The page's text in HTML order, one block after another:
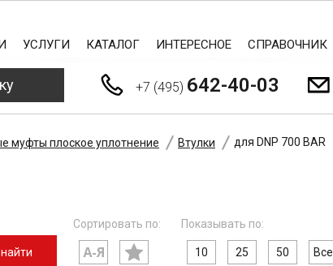
+7 (495) 642-40-03
УСЛУГИ КАТАЛОГ ИНТЕРЕСНОЕ СПРАВОЧНИК
муфты плоское уплотнение Втулки для DNP 700 BAR
найти
Сортировать по: Показывать по:
10 25 50 Все